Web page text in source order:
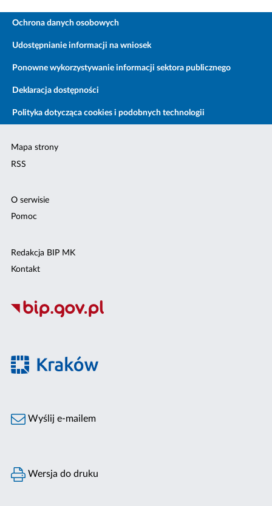
Ochrona danych osobowych
Udostępnianie informacji na wniosek
Ponowne wykorzystywanie informacji sektora publicznego
Deklaracja dostępności
Polityka dotycząca cookies i podobnych technologii
Mapa strony
RSS
O serwisie
Pomoc
Redakcja BIP MK
Kontakt
Wyślij e-mailem
Wersja do druku